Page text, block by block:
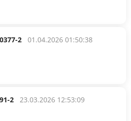
2 01.04.2026 01:50:38
2 23.03.2026 12:53:09